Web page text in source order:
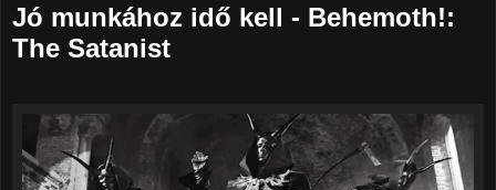
Jó munkához idő kell - Behemoth!:
The Satanist